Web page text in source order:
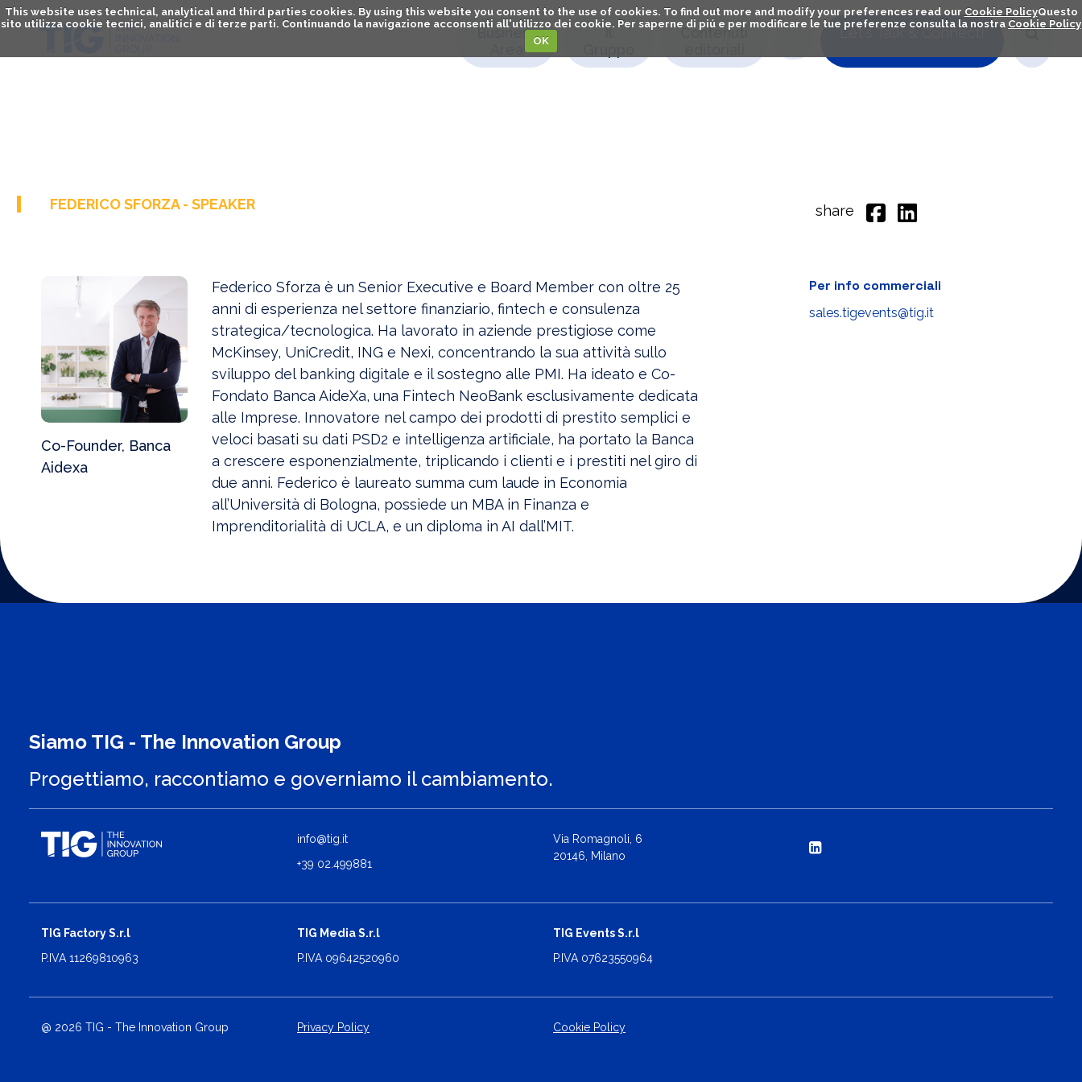
This website uses technical, analytical and third parties cookies. By using this website you consent to the use of cookies. To find out more and modify your preferences read our Cookie PolicyQuesto
sito utilizza cookie tecnici, analitici e di terze parti. Continuando la navigazione acconsenti all'utilizzo dei cookie. Per saperne di piú e per modificare le tue preferenze consulta la nostra Cookie Policy
OK
Let's Talk & Connect!
Business
Il
Contenuti
FEDERICO SFORZA - SPEAKER share
Co-Founder, Banca
Aidexa
Federico Sforza è un Senior Executive e Board Member con oltre 25
anni di esperienza nel settore finanziario, fintech e consulenza
strategica/tecnologica. Ha lavorato in aziende prestigiose come
McKinsey, UniCredit, ING e Nexi, concentrando la sua attività sullo
sviluppo del banking digitale e il sostegno alle PMI. Ha ideato e Co-
Fondato Banca AideXa, una Fintech NeoBank esclusivamente dedicata
alle Imprese. Innovatore nel campo dei prodotti di prestito semplici e
veloci basati su dati PSD2 e intelligenza artificiale, ha portato la Banca
a crescere esponenzialmente, triplicando i clienti e i prestiti nel giro di
due anni. Federico è laureato summa cum laude in Economia
all’Università di Bologna, possiede un MBA in Finanza e
Imprenditorialità di UCLA, e un diploma in AI dall’MIT.
Per info commerciali
sales.tigevents@tig.it
Siamo TIG - The Innovation Group
Progettiamo, raccontiamo e governiamo il cambiamento.
info@tig.it
+39 02.499881
Via Romagnoli, 6
20146, Milano
TIG Factory S.r.l
P.IVA 11269810963
TIG Media S.r.l
P.IVA 09642520960
TIG Events S.r.l
P.IVA 07623550964
@ 2026 TIG - The Innovation Group Privacy Policy Cookie Policy